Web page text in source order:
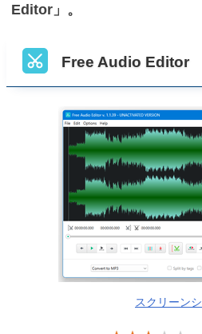
Editor」。
Free Audio Editor
スクリーン